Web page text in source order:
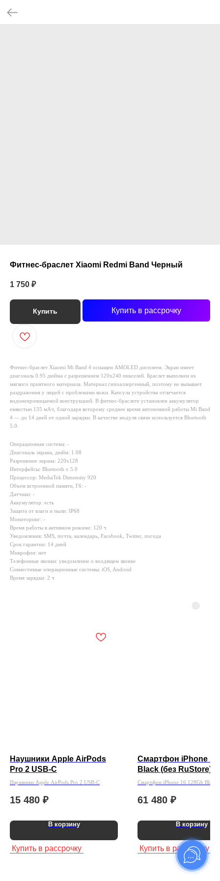
Фитнес-браслет Xiaomi Redmi Band Черный
1 750 ₽
Купить Купить в рассрочку
Фитнес-браслет Xiaomi Mi Band 4 оснащен AMOLED дисплеем. Экран имеет
диагональ 0.95 дюйма с разрешением 120x240 пикселей. Браслет выполнен из
мягкого приятного материала. Материал гипоаллергенный, поэтому не вызывает
раздражения у людей с проблемами кожи. Капсула устройства отличается
водонепроницаемой конструкцией. В фитнес-браслете установлен аккумулятор
емкостью 135 мАч, благодаря которому среднее время автономной работы Mi Band
4 — до 14 дней от одной зарядки. В качестве модуля связи используется Bluetooth
5.0.
Операционная система: -
Диагональ экрана, дюйм: 1.08
Разрешение экрана: 220х128
Интерфейсы: Bluetooth v 5.0
Процессор: MediaTek Dimensity 920
Объем встроенной памяти, Гб: -
Датчики: -
Аккумулятор: есть
Защита от влаги и пыли: IP68
Мониторинг: -
Время работы в активном режиме: 120 ч
Уведомления: SMS, почта, календарь, Facebook, Twitter, погода
Срок гарантии: 14 дней
Микрофон: нет
Телефонные звонки: уведомление о входящем звонке
Совместимые операционные системы: iOS, Android
Время зарядки: 2 ч
Наушники Apple AirPods
Pro 2 USB-C
Наушники Apple AirPods Pro 2 USB-C
15 480 ₽
В корзину
Купить в рассрочку
Смартфон iPhone 16
Black (без RuStore)
Смартфон iPhone 16 128Gb Black
61 480 ₽
В корзину
Купить в рассрочку